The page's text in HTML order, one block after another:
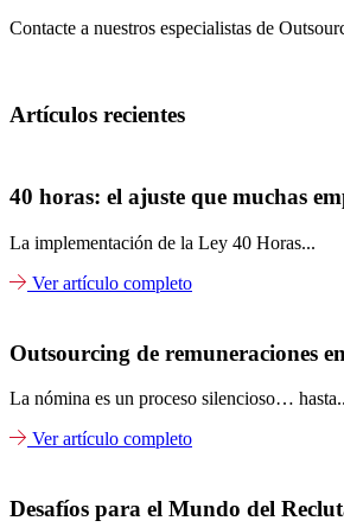
Contacte a nuestros especialistas de
Artículos recientes
40 horas: el ajuste que muchas
La implementación de la Ley 40 Horas...
Ver artículo completo
Outsourcing de remuneraciones
La nómina es un proceso silencioso…
Ver artículo completo
Desafíos para el Mundo del